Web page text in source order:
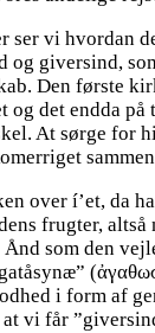
ser vi hvordan
og giversind,
Den første
og det endda på
At sørge for
over í’et, da
frugter, altså
som den
i form af
vi får